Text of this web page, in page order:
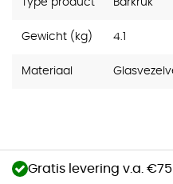
Type product Barkruk
Gewicht (kg) 4.1
Materiaal
Gratis levering v.a.